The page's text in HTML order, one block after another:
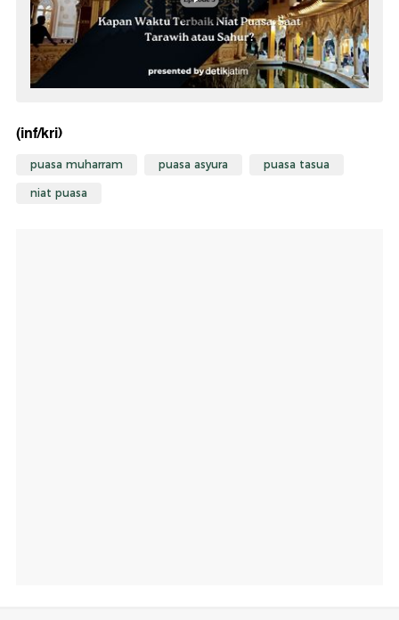
(inf/kri)
puasa muharram puasa asyura puasa tasua
niat puasa